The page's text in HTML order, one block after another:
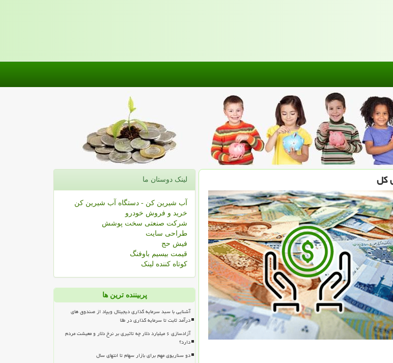
لینک دوستان ما
آب شیرین کن - دستگاه آب شیرین کن
خرید و فروش خودرو
شرکت صنعتی سخت پوشش
طراحی سایت
فیش حج
قیمت بیسیم باوفنگ
کوتاه کننده لینک
پربیننده ترین ها
آشنایی با سبد سرمایه گذاری دیجیتال ویپاد از صندوق های
درآمد ثابت تا سرمایه گذاری در طلا
آزادسازی ۶ میلیارد دلار چه تاثیری بر نرخ دلار و معیشت مردم
دارد؟
دو سناریوی مهم برای بازار سهام تا انتهای سال